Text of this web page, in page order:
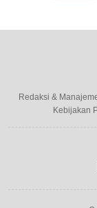
Redaksi &
Kebijakan